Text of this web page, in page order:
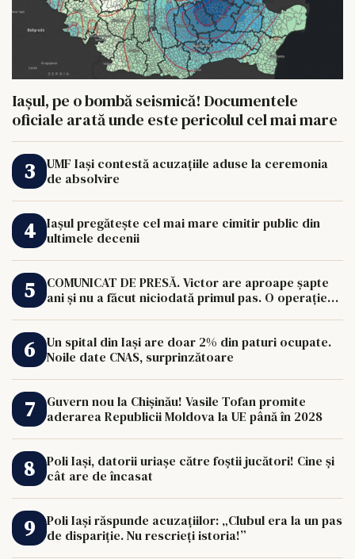
Iașul, pe o bombă seismică! Documentele
oficiale arată unde este pericolul cel mai mare
UMF Iași contestă acuzațiile aduse la ceremonia
de absolvire
Iașul pregătește cel mai mare cimitir public din
ultimele decenii
COMUNICAT DE PRESĂ. Victor are aproape șapte
ani și nu a făcut niciodată primul pas. O operație
Un spital din Iași are doar 2% din paturi ocupate.
Noile date CNAS, surprinzătoare
Guvern nou la Chișinău! Vasile Tofan promite
aderarea Republicii Moldova la UE până în 2028
Poli Iași, datorii uriașe către foștii jucători! Cine și
cât are de încasat
Poli Iași răspunde acuzațiilor: „Clubul era la un pas
de dispariție. Nu rescrieți istoria!”